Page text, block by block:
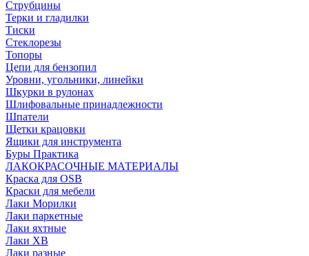
Струбцины
Терки и гладилки
Тиски
Стеклорезы
Топоры
Цепи для бензопил
Уровни, угольники, линейки
Шкурки в рулонах
Шлифовальные принадлежности
Шпатели
Щетки крацовки
Ящики для инструмента
Буры Практика
ЛАКОКРАСОЧНЫЕ МАТЕРИАЛЫ
Краска для OSB
Краски для мебели
Лаки Морилки
Лаки паркетные
Лаки яхтные
Лаки ХВ
Лаки разные